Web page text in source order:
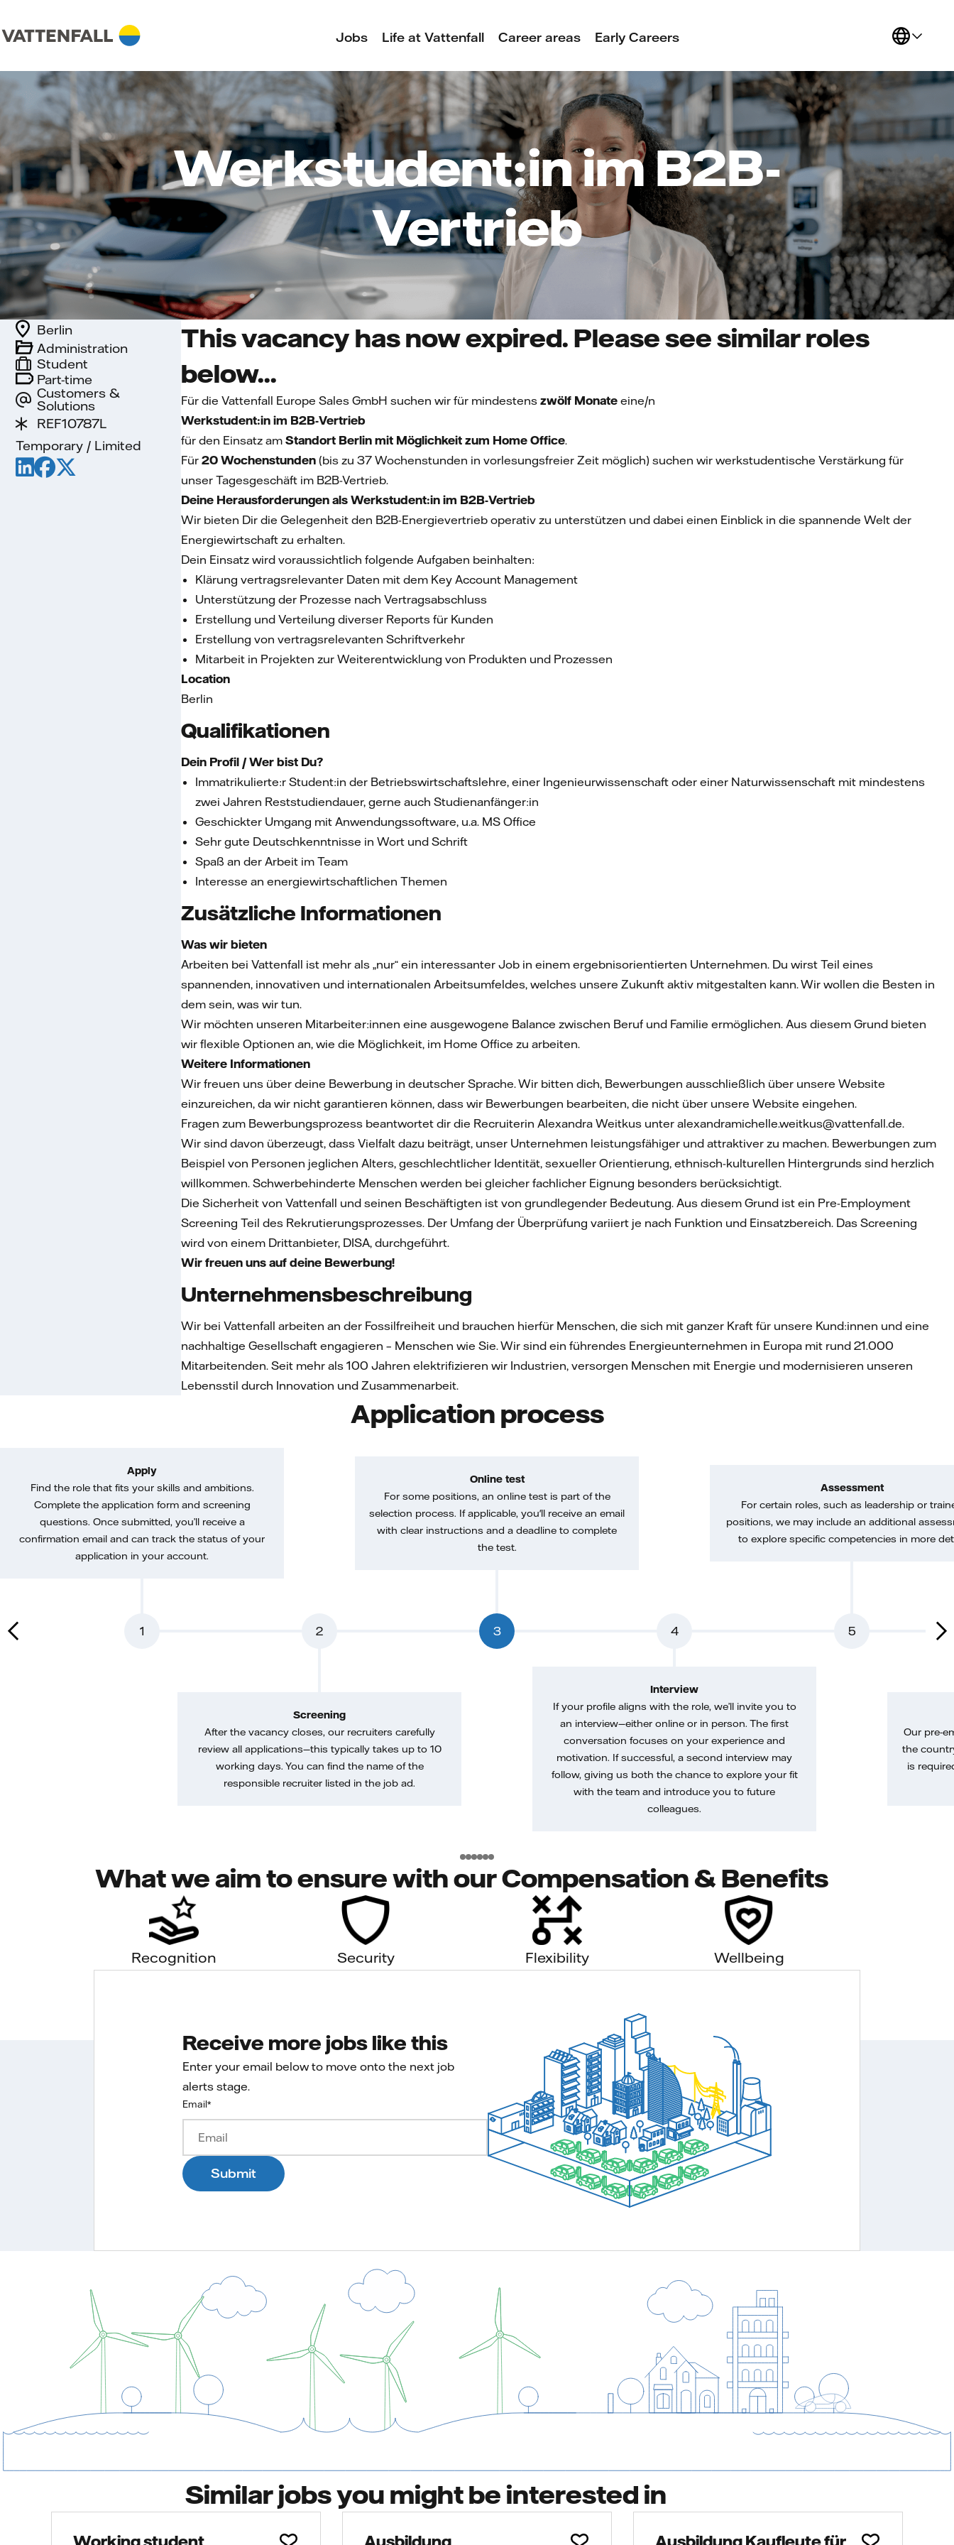
Jobs Life at Vattenfall Career areas Early Careers
Werkstudent:in im B2B-
Vertrieb
Part-time
Customers &
Solutions
Administration
Berlin
Student
REF10787L
Temporary / Limited
This vacancy has now expired. Please see similar roles
below...
Für die Vattenfall Europe Sales GmbH suchen wir für mindestenszwölf Monate eine/n
Werkstudent:in im B2B-Vertrieb
für den Einsatz amStandort Berlinmit Möglichkeit zum Home Office.
Für20 Wochenstunden (bis zu 37 Wochenstunden in vorlesungsfreier Zeit möglich) suchen wir werkstudentische Verstärkung für
unser Tagesgeschäft im B2B-Vertrieb.
Deine Herausforderungen als Werkstudent:in im B2B-Vertrieb
Wir bieten Dir die Gelegenheit den B2B-Energievertrieb operativ zu unterstützen und dabei einen Einblick in die spannende Welt der
Energiewirtschaft zu erhalten.
Dein Einsatz wird voraussichtlich folgende Aufgaben beinhalten:
Klärung vertragsrelevanter Daten mit dem Key Account Management
Unterstützung der Prozesse nach Vertragsabschluss
Erstellung und Verteilung diverser Reports für Kunden
Erstellung von vertragsrelevanten Schriftverkehr
Mitarbeit in Projekten zur Weiterentwicklung von Produkten und Prozessen
Location
Berlin
Qualifikationen
Dein Profil / Wer bist Du?
Immatrikulierte:r Student:in der Betriebswirtschaftslehre, einer Ingenieurwissenschaft oder einer Naturwissenschaft mit mindestens
zwei Jahren Reststudiendauer, gerne auch Studienanfänger:in
Geschickter Umgang mit Anwendungssoftware, u.a. MS Office
Sehr gute Deutschkenntnisse in Wort und Schrift
Spaß an der Arbeit im Team
Interesse an energiewirtschaftlichen Themen
Zusätzliche Informationen
Was wir bieten
Arbeiten bei Vattenfall ist mehr als „nur“ ein interessanter Job in einem ergebnisorientierten Unternehmen. Du wirst Teil eines
spannenden, innovativen und internationalen Arbeitsumfeldes, welches unsere Zukunft aktiv mitgestalten kann. Wir wollen die Besten in
dem sein, was wir tun.
Wir möchten unseren Mitarbeiter:innen eine ausgewogene Balance zwischen Beruf und Familie ermöglichen. Aus diesem Grund bieten
wir flexible Optionen an, wie die Möglichkeit, im Home Office zu arbeiten.
Weitere Informationen
Wir freuen uns über deine Bewerbung in deutscher Sprache. Wir bitten dich, Bewerbungen ausschließlich über unsere Website
einzureichen, da wir nicht garantieren können, dass wir Bewerbungen bearbeiten, die nicht über unsere Website eingehen.
Fragen zum Bewerbungsprozess beantwortet dir die Recruiterin Alexandra Weitkus unter alexandramichelle.weitkus@vattenfall.de.
Wir sind davon überzeugt, dass Vielfalt dazu beiträgt, unser Unternehmen leistungsfähiger und attraktiver zu machen. Bewerbungen zum
Beispiel von Personen jeglichen Alters, geschlechtlicher Identität, sexueller Orientierung, ethnisch-kulturellen Hintergrunds sind herzlich
willkommen. Schwerbehinderte Menschen werden bei gleicher fachlicher Eignung besonders berücksichtigt.
Die Sicherheit von Vattenfall und seinen Beschäftigten ist von grundlegender Bedeutung. Aus diesem Grund ist ein Pre-Employment
Screening Teil des Rekrutierungsprozesses. Der Umfang der Überprüfung variiert je nach Funktion und Einsatzbereich. Das Screening
wird von einem Drittanbieter, DISA, durchgeführt.
Wir freuen uns auf deine Bewerbung!
Unternehmensbeschreibung
Wir bei Vattenfall arbeiten an der Fossilfreiheit und brauchen hierfür Menschen, die sich mit ganzer Kraft für unsere Kund:innen und eine
nachhaltige Gesellschaft engagieren – Menschen wie Sie. Wir sind ein führendes Energieunternehmen in Europa mit rund 21.000
Mitarbeitenden. Seit mehr als 100 Jahren elektrifizieren wir Industrien, versorgen Menschen mit Energie und modernisieren unseren
Lebensstil durch Innovation und Zusammenarbeit.
Application process
1
Apply
Find the role that fits your skills and ambitions.
Complete the application form and screening
questions. Once submitted, you’ll receive a
confirmation email and can track the status of your
application in your account.
2
Screening
After the vacancy closes, our recruiters carefully
review all applications—this typically takes up to 10
working days. You can find the name of the
responsible recruiter listed in the job ad.
3
Online test
For some positions, an online test is part of the
selection process. If applicable, you'll receive an email
with clear instructions and a deadline to complete
the test.
4
Interview
If your profile aligns with the role, we’ll invite you to
an interview—either online or in person. The first
conversation focuses on your experience and
motivation. If successful, a second interview may
follow, giving us both the chance to explore your fit
with the team and introduce you to future
colleagues.
5
Assessment
For certain roles, such as leadership or
positions, we may include an additional
to explore specific competencies in more
Our pre-
the
is
What we aim to ensure with our Compensation & Benefits
Recognition Security Flexibility Wellbeing
Receive more jobs like this
Enter your email below to move onto the next job
alerts stage.
Email*
Submit
Similar jobs you might be interested in
Working student Ausbildung Ausbildung Kaufleute für